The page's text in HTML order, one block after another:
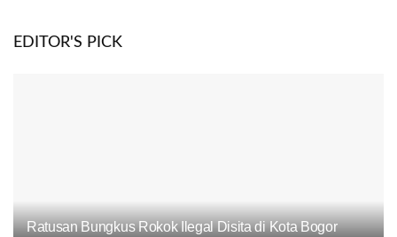
EDITOR'S PICK
Ratusan Bungkus Rokok Ilegal Disita di Kota Bogor